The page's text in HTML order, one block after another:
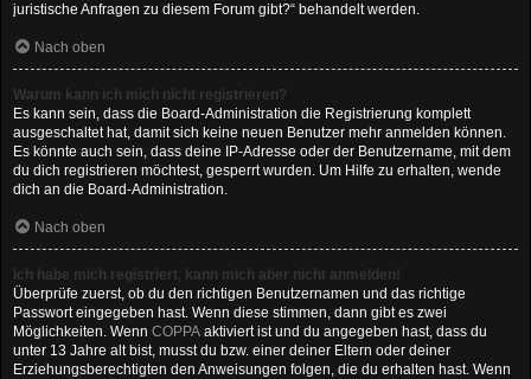
juristische Anfragen zu diesem Forum gibt?“ behandelt werden.
Nach oben
Warum kann ich mich nicht registrieren?
Es kann sein, dass die Board-Administration die Registrierung komplett
ausgeschaltet hat, damit sich keine neuen Benutzer mehr anmelden können.
Es könnte auch sein, dass deine IP-Adresse oder der Benutzername, mit dem
du dich registrieren möchtest, gesperrt wurden. Um Hilfe zu erhalten, wende
dich an die Board-Administration.
Nach oben
Ich habe mich registriert, kann mich aber nicht anmelden!
Überprüfe zuerst, ob du den richtigen Benutzernamen und das richtige
Passwort eingegeben hast. Wenn diese stimmen, dann gibt es zwei
Möglichkeiten. Wenn COPPA aktiviert ist und du angegeben hast, dass du
unter 13 Jahre alt bist, musst du bzw. einer deiner Eltern oder deiner
Erziehungsberechtigten den Anweisungen folgen, die du erhalten hast. Wenn